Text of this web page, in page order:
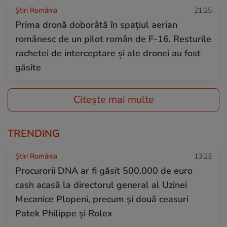
Știri România 21:25
Prima dronă doborâtă în spațiul aerian
românesc de un pilot român de F-16. Resturile
rachetei de interceptare și ale dronei au fost
găsite
Citește mai multe
TRENDING
Știri România 13:23
Procurorii DNA ar fi găsit 500.000 de euro
cash acasă la directorul general al Uzinei
Mecanice Plopeni, precum și două ceasuri
Patek Philippe și Rolex